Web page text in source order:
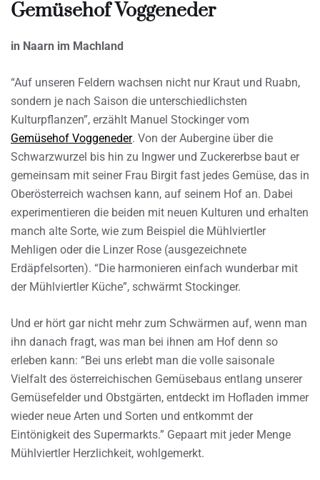
Gemüsehof Voggeneder
in Naarn im Machland
“Auf unseren Feldern wachsen nicht nur Kraut und Ruabn,
sondern je nach Saison die unterschiedlichsten
Kulturpflanzen”, erzählt Manuel Stockinger vom
Gemüsehof Voggeneder. Von der Aubergine über die
Schwarzwurzel bis hin zu Ingwer und Zuckererbse baut er
gemeinsam mit seiner Frau Birgit fast jedes Gemüse, das in
Oberösterreich wachsen kann, auf seinem Hof an. Dabei
experimentieren die beiden mit neuen Kulturen und erhalten
manch alte Sorte, wie zum Beispiel die Mühlviertler
Mehligen oder die Linzer Rose (ausgezeichnete
Erdäpfelsorten). “Die harmonieren einfach wunderbar mit
der Mühlviertler Küche”, schwärmt Stockinger.
Und er hört gar nicht mehr zum Schwärmen auf, wenn man
ihn danach fragt, was man bei ihnen am Hof denn so
erleben kann: “Bei uns erlebt man die volle saisonale
Vielfalt des österreichischen Gemüsebaus entlang unserer
Gemüsefelder und Obstgärten, entdeckt im Hofladen immer
wieder neue Arten und Sorten und entkommt der
Eintönigkeit des Supermarkts.” Gepaart mit jeder Menge
Mühlviertler Herzlichkeit, wohlgemerkt.